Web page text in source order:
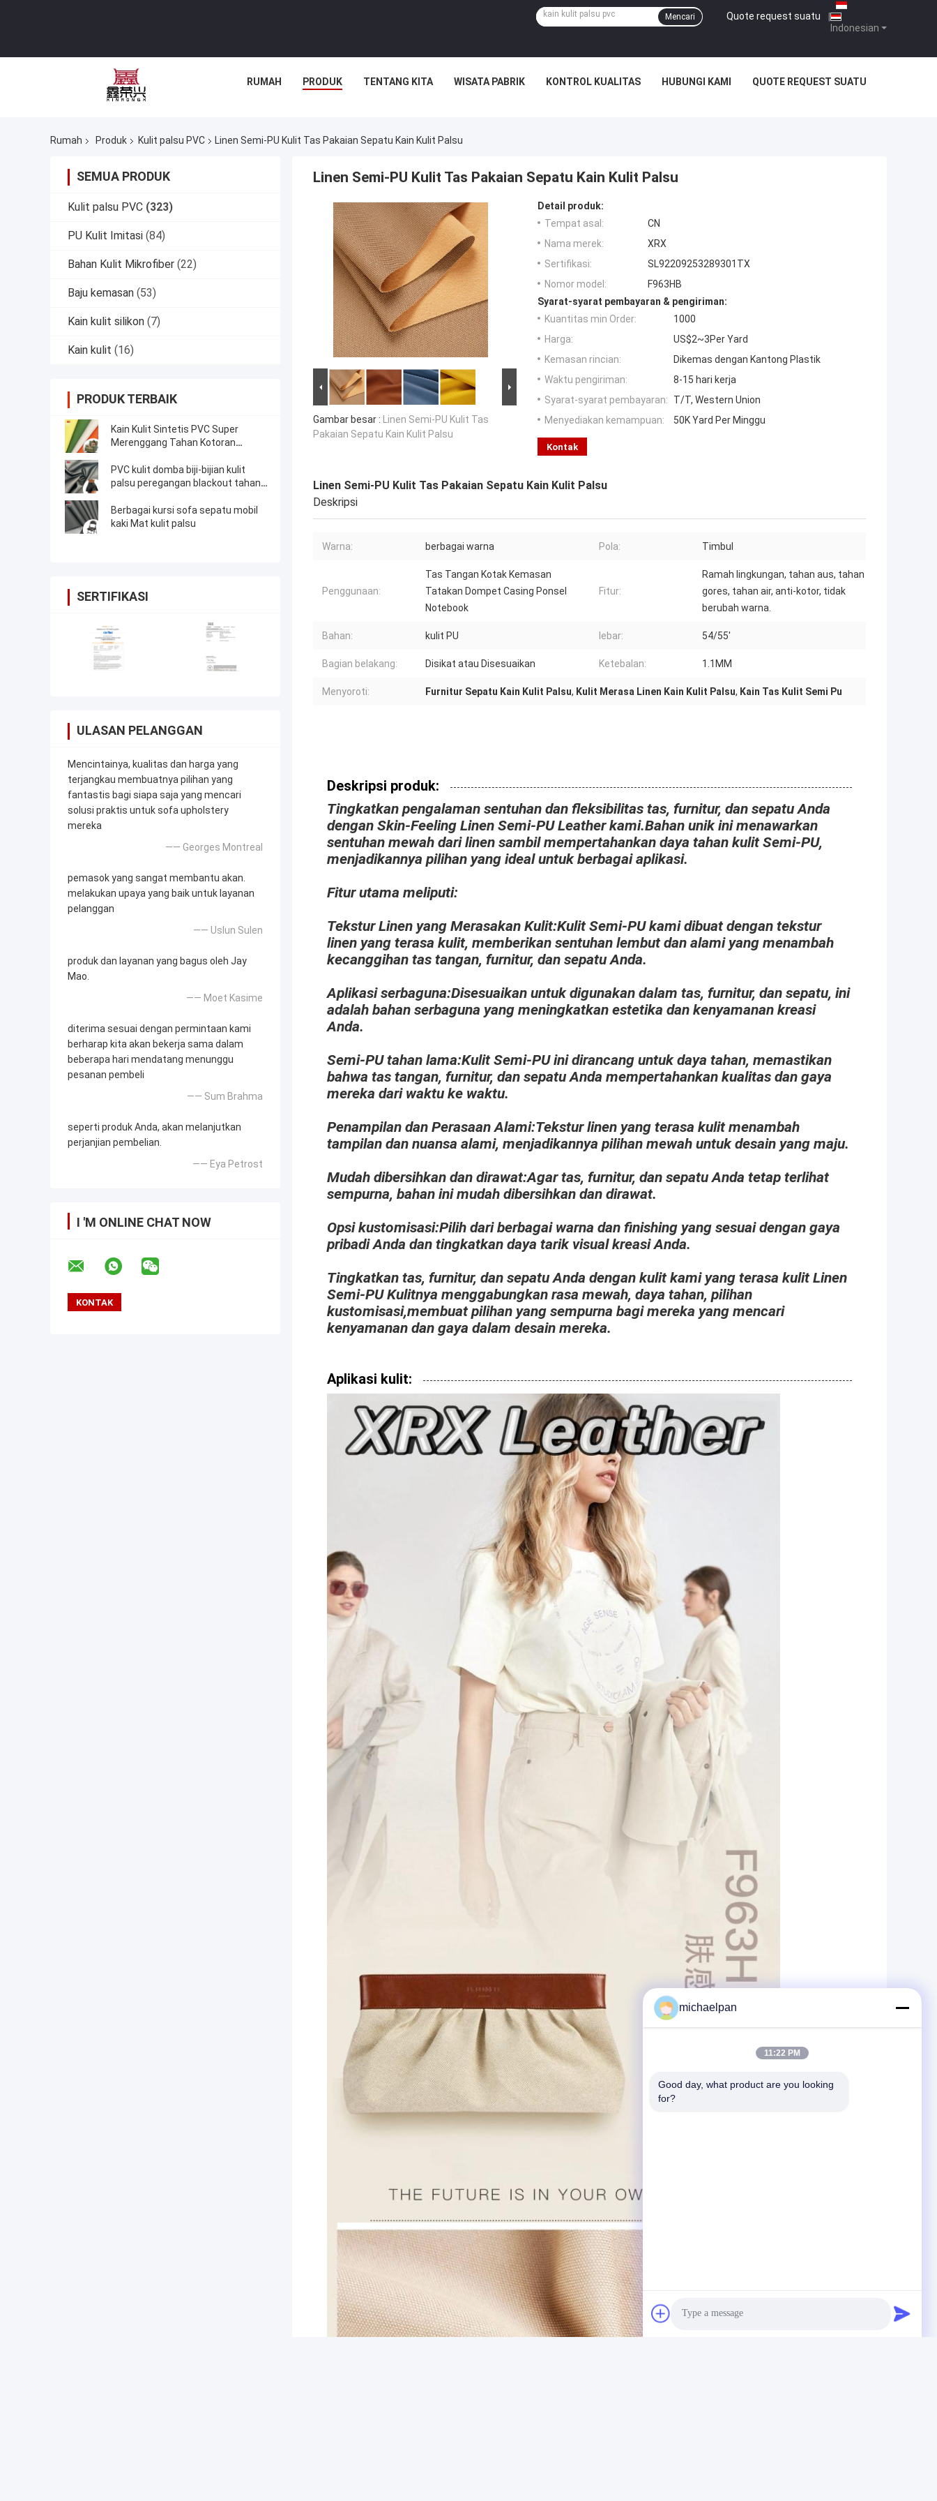
Indonesian
Quote request suatu |
Mencari
RUMAH PRODUK TENTANG KITA WISATA PABRIK KONTROL KUALITAS HUBUNGI KAMI QUOTE REQUEST SUATU
Rumah Produk Kulit palsu PVC Linen Semi-PU Kulit Tas Pakaian Sepatu Kain Kulit Palsu
SEMUA PRODUK
Kulit palsu PVC (323)
PU Kulit Imitasi (84)
Bahan Kulit Mikrofiber (22)
Baju kemasan (53)
Kain kulit silikon (7)
Kain kulit (16)
PRODUK TERBAIK
Kain Kulit Sintetis PVC Super
Merenggang Tahan Kotoran
PVC kulit domba biji-bijian kulit
palsu peregangan blackout tahan
Berbagai kursi sofa sepatu mobil
kaki Mat kulit palsu
SERTIFIKASI
ULASAN PELANGGAN
Mencintainya, kualitas dan harga yang
terjangkau membuatnya pilihan yang
fantastis bagi siapa saja yang mencari
solusi praktis untuk sofa upholstery
mereka
—— Georges Montreal
pemasok yang sangat membantu akan.
melakukan upaya yang baik untuk layanan
pelanggan
—— Uslun Sulen
produk dan layanan yang bagus oleh Jay
Mao.
—— Moet Kasime
diterima sesuai dengan permintaan kami
berharap kita akan bekerja sama dalam
beberapa hari mendatang menunggu
pesanan pembeli
—— Sum Brahma
seperti produk Anda, akan melanjutkan
perjanjian pembelian.
—— Eya Petrost
I 'M ONLINE CHAT NOW
Linen Semi-PU Kulit Tas Pakaian Sepatu Kain Kulit Palsu
Gambar besar : Linen Semi-PU Kulit Tas
Pakaian Sepatu Kain Kulit Palsu
Detail produk:
Tempat asal:
CN
Nama merek:
XRX
Sertifikasi:
SL92209253289301TX
Nomor model:
F963HB
Syarat-syarat pembayaran & pengiriman:
Kuantitas min Order:
1000
Harga:
US$2~3Per Yard
Kemasan rincian:
Dikemas dengan Kantong Plastik
Waktu pengiriman:
8-15 hari kerja
Syarat-syarat pembayaran:
T/T, Western Union
Menyediakan kemampuan:
50K Yard Per Minggu
Kontak
Linen Semi-PU Kulit Tas Pakaian Sepatu Kain Kulit Palsu
Deskripsi
Warna: berbagai warna Pola: Timbul
Penggunaan:
Tas Tangan Kotak Kemasan
Tatakan Dompet Casing Ponsel
Notebook
Fitur:
Ramah lingkungan, tahan aus, tahan
gores, tahan air, anti-kotor, tidak
berubah warna.
Bahan: kulit PU lebar: 54/55'
Bagian belakang: Disikat atau Disesuaikan Ketebalan: 1.1MM
Menyoroti: Furnitur Sepatu Kain Kulit Palsu, Kulit Merasa Linen Kain Kulit Palsu, Kain Tas Kulit Semi Pu
Deskripsi produk:
Tingkatkan pengalaman sentuhan dan fleksibilitas tas, furnitur, dan sepatu Anda
dengan Skin-Feeling Linen Semi-PU Leather kami.Bahan unik ini menawarkan
sentuhan mewah dari linen sambil mempertahankan daya tahan kulit Semi-PU,
menjadikannya pilihan yang ideal untuk berbagai aplikasi.
Fitur utama meliputi:
Tekstur Linen yang Merasakan Kulit:Kulit Semi-PU kami dibuat dengan tekstur
linen yang terasa kulit, memberikan sentuhan lembut dan alami yang menambah
kecanggihan tas tangan, furnitur, dan sepatu Anda.
Aplikasi serbaguna:Disesuaikan untuk digunakan dalam tas, furnitur, dan sepatu, ini
adalah bahan serbaguna yang meningkatkan estetika dan kenyamanan kreasi
Anda.
Semi-PU tahan lama:Kulit Semi-PU ini dirancang untuk daya tahan, memastikan
bahwa tas tangan, furnitur, dan sepatu Anda mempertahankan kualitas dan gaya
mereka dari waktu ke waktu.
Penampilan dan Perasaan Alami:Tekstur linen yang terasa kulit menambah
tampilan dan nuansa alami, menjadikannya pilihan mewah untuk desain yang maju.
Mudah dibersihkan dan dirawat:Agar tas, furnitur, dan sepatu Anda tetap terlihat
sempurna, bahan ini mudah dibersihkan dan dirawat.
Opsi kustomisasi:Pilih dari berbagai warna dan finishing yang sesuai dengan gaya
pribadi Anda dan tingkatkan daya tarik visual kreasi Anda.
Tingkatkan tas, furnitur, dan sepatu Anda dengan kulit kami yang terasa kulit Linen
Semi-PU Kulitnya menggabungkan rasa mewah, daya tahan, pilihan
kustomisasi,membuat pilihan yang sempurna bagi mereka yang mencari
kenyamanan dan gaya dalam desain mereka.
Aplikasi kulit:
michaelpan
11:22 PM
Good day, what product are you looking
for?